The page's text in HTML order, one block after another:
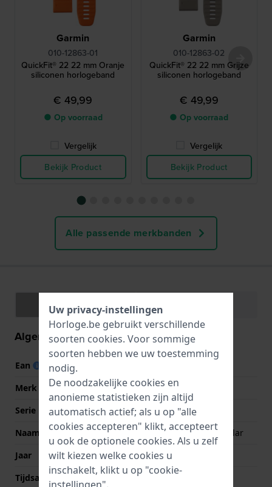
Garmin
010-12863-01
QuickFit® 22 22 mm Oranje
siliconen horlogeband
€ 49,99
● Op voorraad
Vergelijk
Bekijk Product
Garmin
010-12863-02
QuickFit® 22 22 mm Grijze
siliconen horlogeband
€ 49,99
● Op voorraad
Vergelijk
Bekijk Product
Alle passende merkbanden
Specificaties
Algemene informatie
Ean
Merk
Garmin
Serie
Fenix
Naam
Fenix 7 Pro Sapphire Solar
Jaar
2023 Lente/Zomer
Tijdsaanduiding
digitaal
Uw privacy-instellingen
Horloge.be gebruikt verschillende
soorten cookies. Voor sommige
soorten hebben we uw toestemming
nodig.
De noodzakelijke cookies en
anonieme statistieken zijn altijd
automatisch actief; als u op "alle
cookies accepteren" klikt, accepteert
u ook de optionele cookies. Als u zelf
wilt kiezen welke cookies u
inschakelt, klikt u op "cookie-